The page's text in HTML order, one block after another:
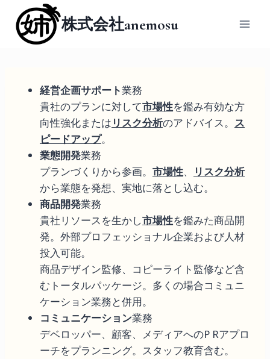
株式会社anemosu
経営企画サポート業務
貴社のプランに対して市場性を鑑み有効な方
向性強化または リスク分析のアドバイス。 ス
ピードアップ。
業態開発業務
プランづくりから参画。 市場性、
リスク分析
から業態を発想、実地に落とし込む。
商品開発業務
貴社リソースを生かし市場性を鑑みた商品開
発。外部プロフェッショナル企業および人材
投入可能。
商品デザイン監修、コピーライト監修など含
むトータルパッケージ。多くの場合コミュニ
ケーション業務と併用。
コミュニケーション業務
デベロッパー、顧客、メディアへのP Rアプロ
ーチをプランニング。スタッフ教育含む。